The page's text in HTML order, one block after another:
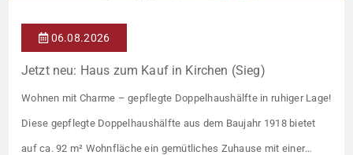
06.08.2026
Jetzt neu: Haus zum Kauf in Kirchen (Sieg)
Wohnen mit Charme – gepflegte Doppelhaushälfte in ruhiger Lage!
Diese gepflegte Doppelhaushälfte aus dem Baujahr 1918 bietet
auf ca. 92 m² Wohnfläche ein gemütliches Zuhause mit einer